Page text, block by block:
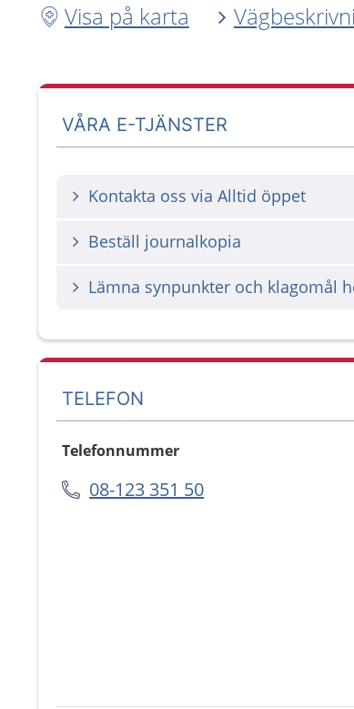
Visa på karta
VÅRA E-TJÄNSTER
Kontakta oss via Alltid öppet
Beställ journalkopia
TELEFON
Telefonnummer
08-123 351 50